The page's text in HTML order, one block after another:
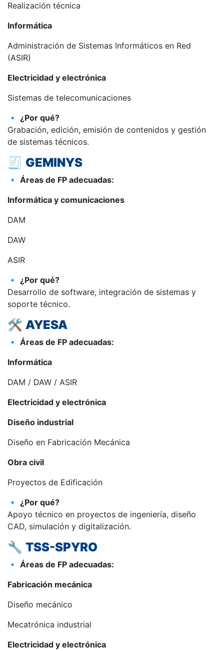
Realización técnica
Informática
Administración de Sistemas Informáticos en Red
(ASIR)
Electricidad y electrónica
Sistemas de telecomunicaciones
🔹 ¿Por qué?
Grabación, edición, emisión de contenidos y gestión
de sistemas técnicos.
🧾 GEMINYS
🔹 Áreas de FP adecuadas:
Informática y comunicaciones
DAM
DAW
ASIR
🔹 ¿Por qué?
Desarrollo de software, integración de sistemas y
soporte técnico.
🛠️ AYESA
🔹 Áreas de FP adecuadas:
Informática
DAM / DAW / ASIR
Electricidad y electrónica
Diseño industrial
Diseño en Fabricación Mecánica
Obra civil
Proyectos de Edificación
🔹 ¿Por qué?
Apoyo técnico en proyectos de ingeniería, diseño
CAD, simulación y digitalización.
🔧 TSS-SPYRO
🔹 Áreas de FP adecuadas:
Fabricación mecánica
Diseño mecánico
Mecatrónica industrial
Electricidad y electrónica